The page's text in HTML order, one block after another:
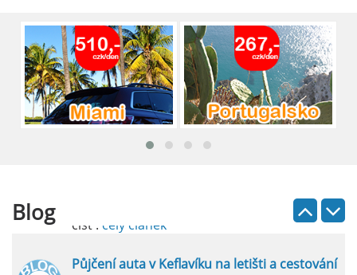
Blog
brána do regionu Costa Blanca, se nachází
přibližně 9 km od centra Alicante.
číst :celý článek
Pronájem auta na letišti Lefkada: Kompletní
průvodce
Půjčení auta na letišti Lefkada je skvělý
číst : celý článek
Půjčení auta v Keflavíku na letišti a cestování